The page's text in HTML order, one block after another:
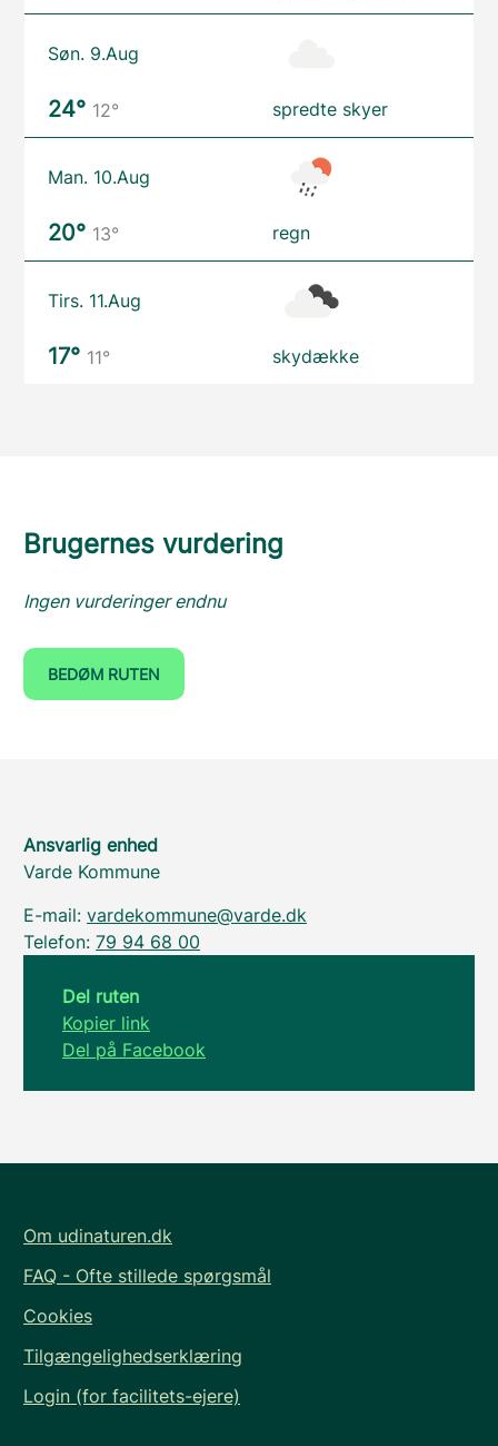
Søn. 9.Aug
24° 12° spredte skyer
Man. 10.Aug
20° 13° regn
Tirs. 11.Aug
17° 11° skydække
Brugernes vurdering
Ingen vurderinger endnu
BEDØM RUTEN
Ansvarlig enhed
Varde Kommune
E-mail: vardekommune@varde.dk
Telefon: 79 94 68 00
Del ruten
Kopier link
Del på Facebook
Om udinaturen.dk
FAQ - Ofte stillede spørgsmål
Cookies
Tilgængelighedserklæring
Login (for facilitets-ejere)